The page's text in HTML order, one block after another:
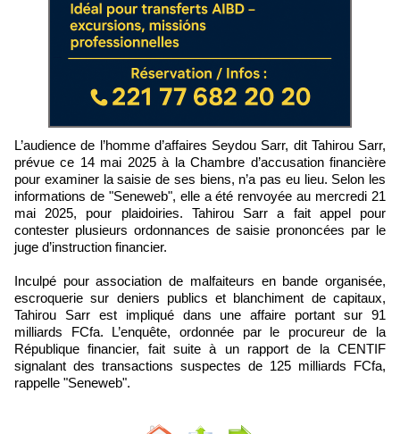
L’audience de l’homme d’affaires Seydou Sarr, dit Tahirou Sarr,
prévue ce 14 mai 2025 à la Chambre d’accusation financière
pour examiner la saisie de ses biens, n’a pas eu lieu. Selon les
informations de "Seneweb", elle a été renvoyée au mercredi 21
mai 2025, pour plaidoiries. Tahirou Sarr a fait appel pour
contester plusieurs ordonnances de saisie prononcées par le
juge d’instruction financier.
Inculpé pour association de malfaiteurs en bande organisée,
escroquerie sur deniers publics et blanchiment de capitaux,
Tahirou Sarr est impliqué dans une affaire portant sur 91
milliards FCfa. L’enquête, ordonnée par le procureur de la
République financier, fait suite à un rapport de la CENTIF
signalant des transactions suspectes de 125 milliards FCfa,
rappelle "Seneweb".